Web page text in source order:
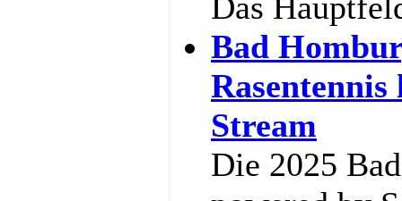
Bad
Stream
Die 2025